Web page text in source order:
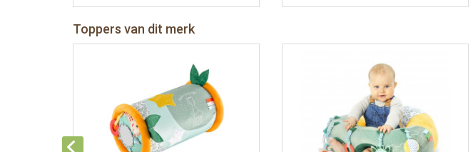
Toppers van dit merk